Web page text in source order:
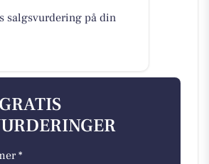
salgsvurdering på din
*